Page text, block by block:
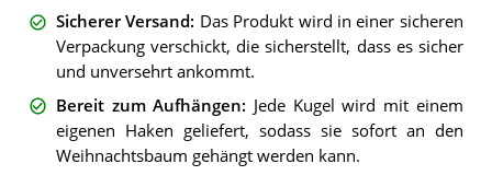
Sicherer Versand: Das Produkt wird in einer sicheren
Verpackung verschickt, die sicherstellt, dass es sicher
und unversehrt ankommt.
Bereit zum Aufhängen: Jede Kugel wird mit einem
eigenen Haken geliefert, sodass sie sofort an den
Weihnachtsbaum gehängt werden kann.